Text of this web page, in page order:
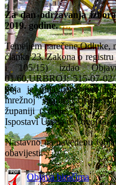
Za dan održavanja
2019. godine.
Temeljem narečene Odluke,
članka 23. Zakona o
i 105/15) izdao
01/60,URBROJ: 515-07-
koja je objavljena na
mrežnoj stranici Ureda
županiji ( dalje. Ured ),
Ispostavi Ureda u Novoj
Nastavno na navedenu
obavijesti.
Objava biračima